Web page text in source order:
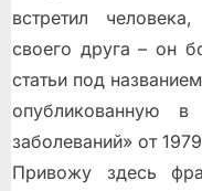
встретил
своего друга – он
статьи под
опубликованную
заболеваний» от
Привожу здесь